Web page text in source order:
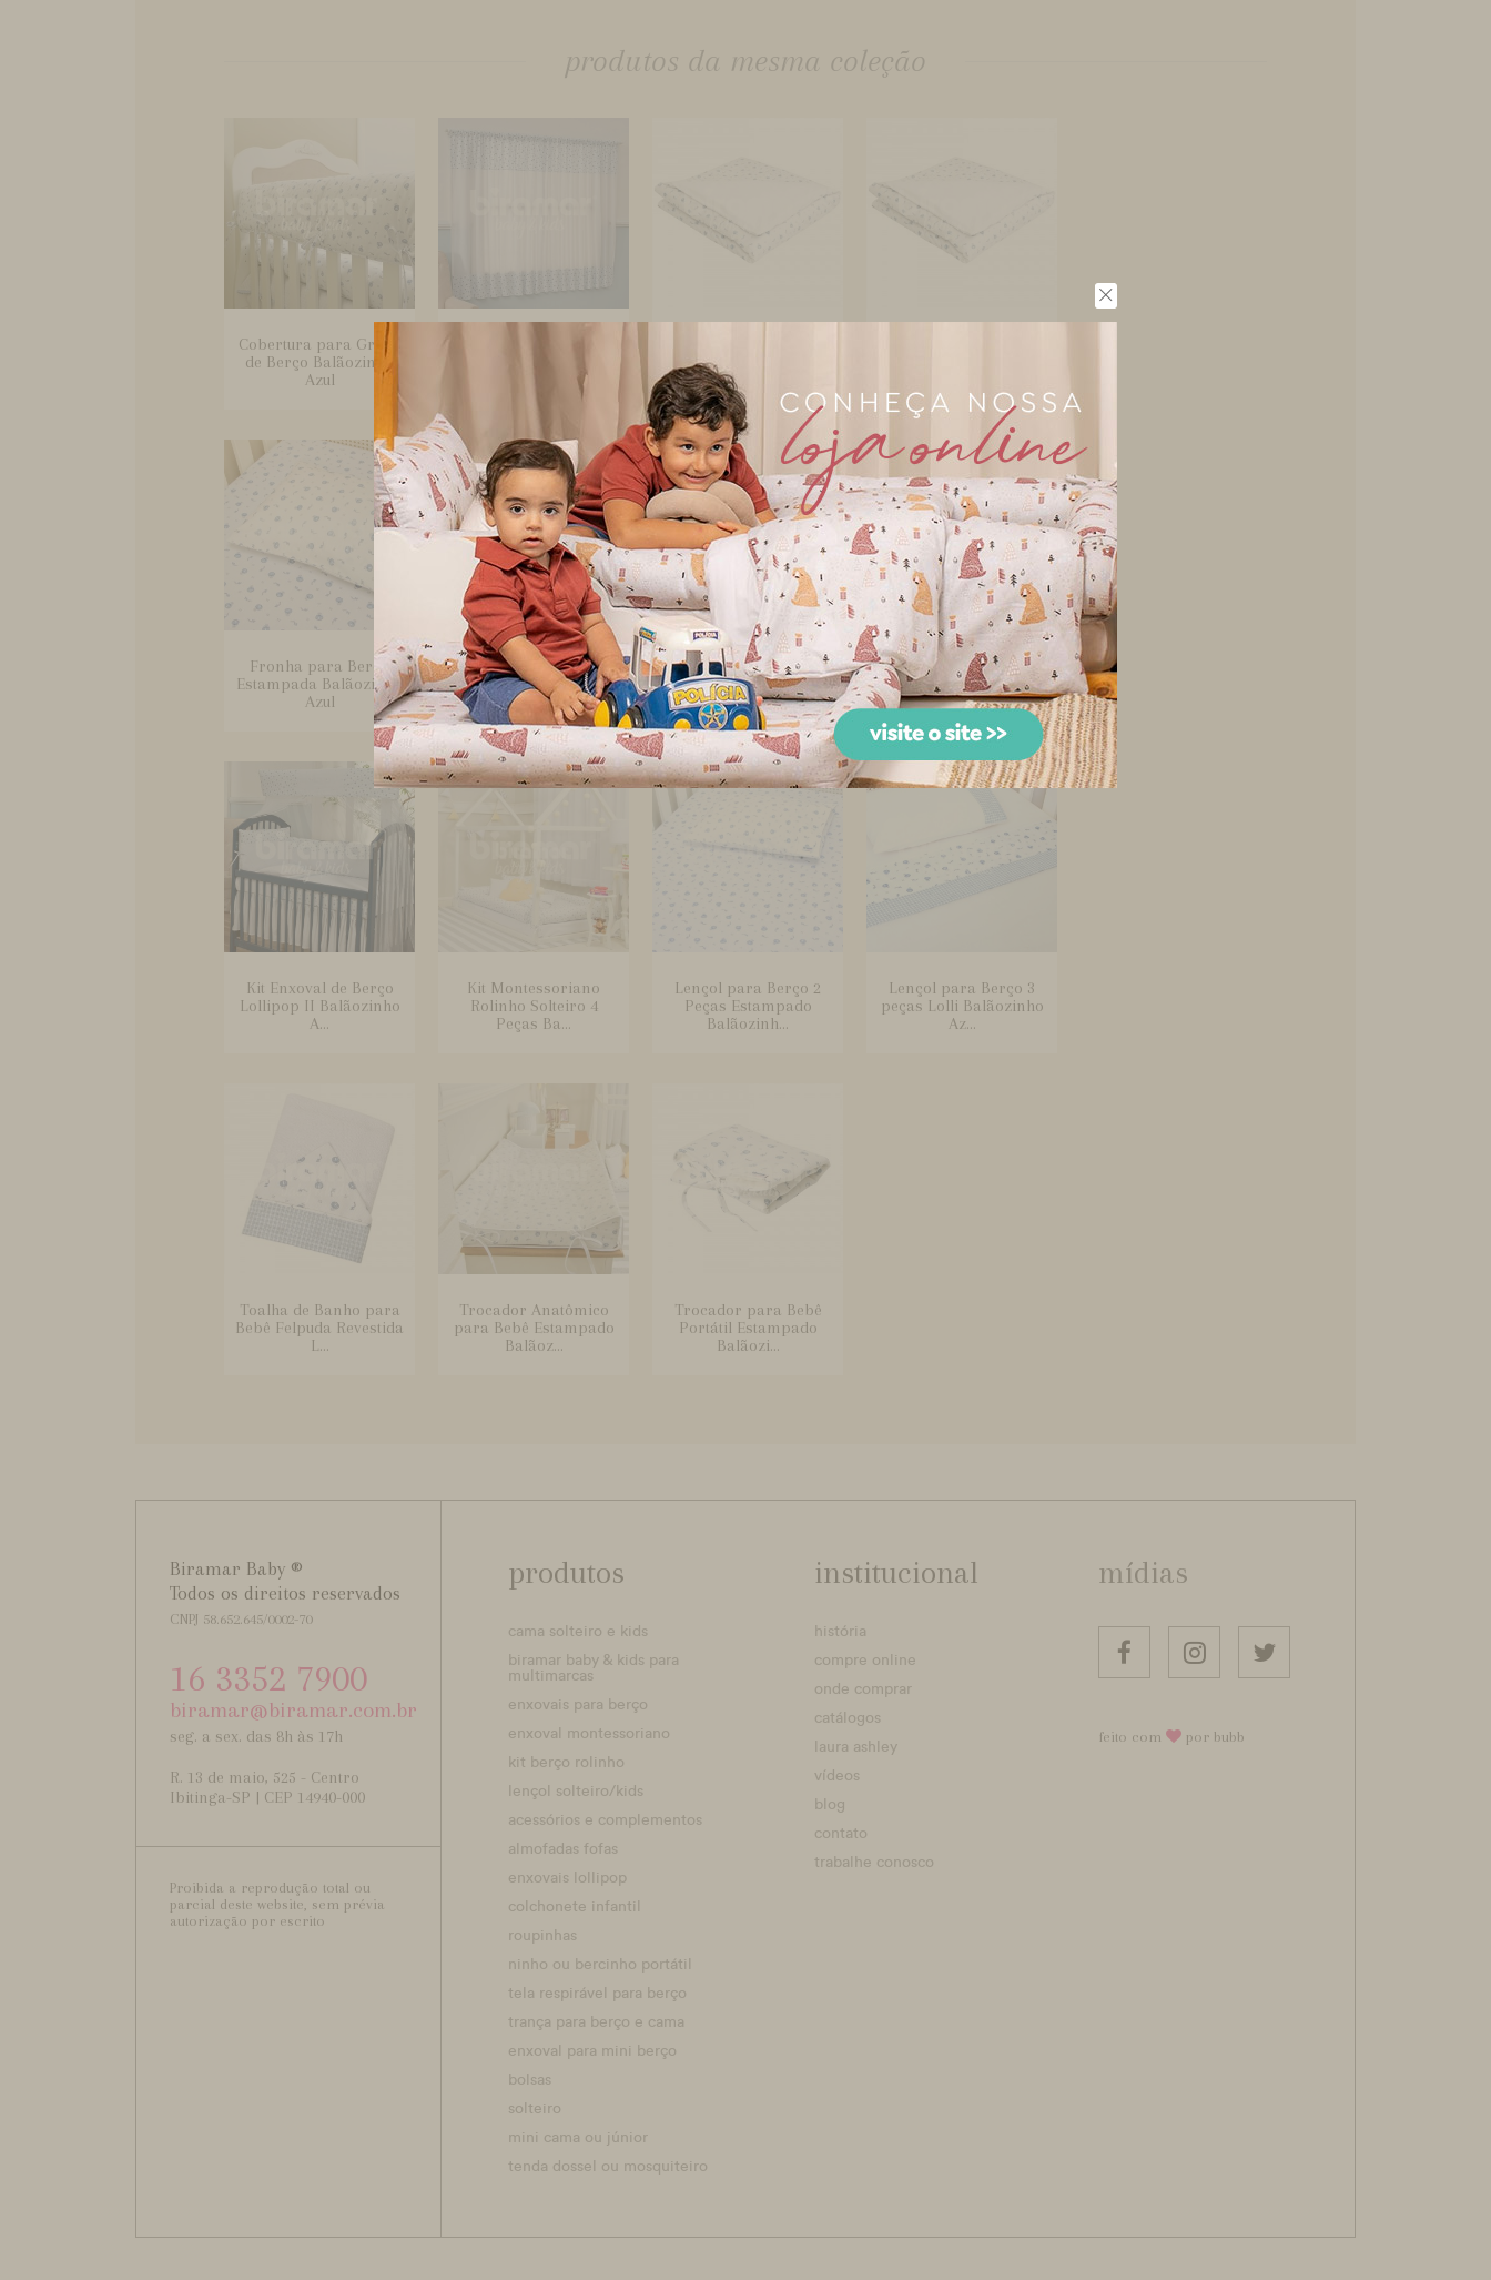
produtos da mesma coleção
Cobertura para Grade
de Berço Balãozinho
Azul
Barrado Es...
Estampa Dupla Face e
Duvet B...
Fronha para Berço
Estampada Balãozinho
Azul
Kit Cama Babá 7 peças
com Saia Lollipop II
Ba...
Kit de Berço Rolinho 4
Peças Balãozinho Azul
Kit Enxoval de Berço
Lollipop II Balãozinho
A...
Kit Enxoval de Berço
Lollipop II Balãozinho
A...
Kit Montessoriano
Rolinho Solteiro 4
Peças Ba...
Lençol para Berço 2
Peças Estampado
Balãozinh...
Lençol para Berço 3
peças Lolli Balãozinho
Az...
Toalha de Banho para
Bebê Felpuda Revestida
L...
Trocador Anatômico
para Bebê Estampado
Balãoz...
Trocador para Bebê
Portátil Estampado
Balãozi...
Biramar Baby ®
Todos os direitos reservados
CNPJ 58.652.645/0002-70
16 3352 7900
biramar@biramar.com.br
seg. a sex. das 8h às 17h
R. 13 de maio, 525 - Centro
Ibitinga-SP | CEP 14940-000
Proibida a reprodução total ou
parcial deste website, sem prévia
autorização por escrito
produtos
cama solteiro e kids
biramar baby & kids para
multimarcas
enxovais para berço
enxoval montessoriano
kit berço rolinho
lençol solteiro/kids
acessórios e complementos
almofadas fofas
enxovais lollipop
colchonete infantil
roupinhas
ninho ou bercinho portátil
tela respirável para berço
trança para berço e cama
enxoval para mini berço
bolsas
solteiro
mini cama ou júnior
tenda dossel ou mosquiteiro
institucional
história
compre online
onde comprar
catálogos
laura ashley
vídeos
blog
contato
trabalhe conosco
mídias
feito com por bubb